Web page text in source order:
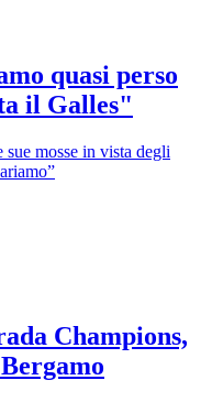
quasi perso
il Galles"
mosse in vista degli
Champions,